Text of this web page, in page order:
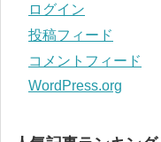
ログイン
投稿フィード
コメントフィード
WordPress.org